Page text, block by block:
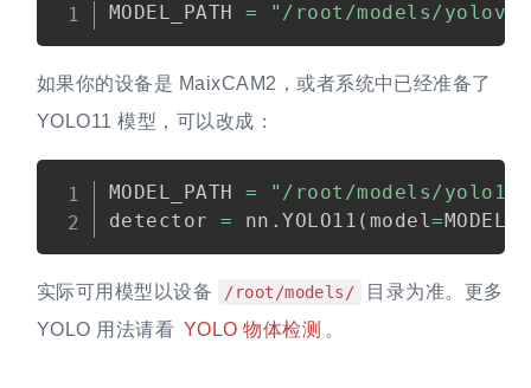
MODEL_PATH = "/root/models/
如果你的设备是 MaixCAM2，或者系统中已经准备了
YOLO11 模型，可以改成：
MODEL_PATH =
"/root/models/
detector = nn .YOLO11 ( model=
实际可用模型以设备 /root/models/
目录为准。更多
YOLO 用法请看 YOLO 物体检测 。